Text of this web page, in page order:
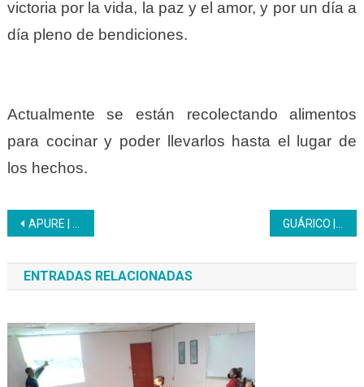
victoria por la vida, la paz y el amor, y por un día a
día pleno de bendiciones.
Actualmente se están recolectando alimentos
para cocinar y poder llevarlos hasta el lugar de
los hechos.
Navegación
de
entradas
APURE | Inces continúa con el trabajo de la Transformación Curricular
ENTRADAS RELACIONADAS